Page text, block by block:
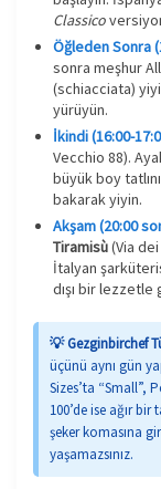
Classico
Öğleden Sonra
sonra meşhur
(schiacciata)
yürüyün.
İkindi (16:00-
Vecchio 88).
büyük boy
bakarak yiyin.
Akşam (20:00
Tiramisù(Via
İtalyan
dışı bir lezzetle
💡 Gezginbirchef
üçünü aynı gün
Sizes’ta “Small”,
100’de ise ağır
şeker komasına
yaşamazsınız.